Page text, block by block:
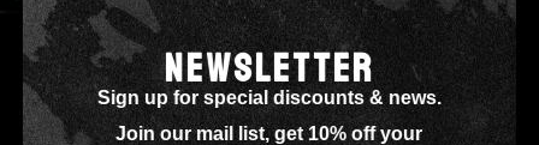
NEWSLETTER
Sign up for special discounts & news.
Join our mail list, get 10% off your